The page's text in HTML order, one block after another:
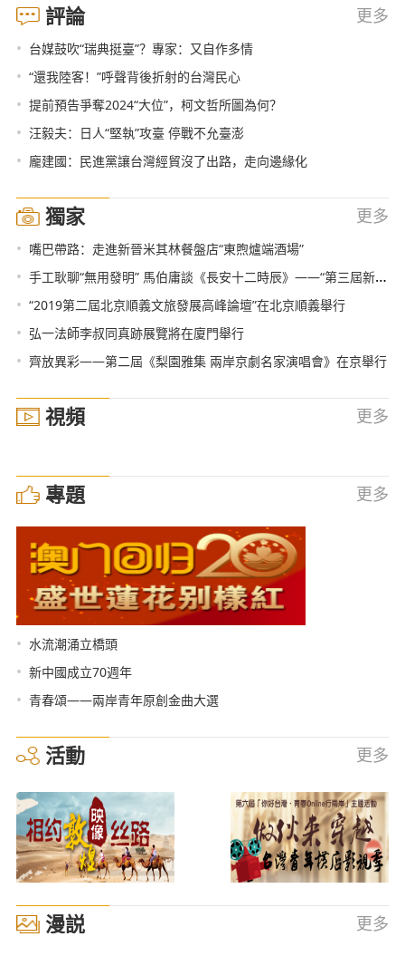
評論 更多
• 台媒鼓吹“瑞典挺臺”？專家：又自作多情
• “還我陸客！”呼聲背後折射的台灣民心
• 提前預告爭奪2024“大位”，柯文哲所圖為何？
• 汪毅夫：日人“堅執”攻臺 停戰不允臺澎
• 龐建國：民進黨讓台灣經貿沒了出路，走向邊緣化
獨家 更多
• 嘴巴帶路：走進新晉米其林餐盤店“東煦爐端酒場”
• 手工耿聊“無用發明” 馬伯庸談《長安十二時辰》——“第三屆新內容探索者大會”在北京舉辦
• “2019第二屆北京順義文旅發展高峰論壇”在北京順義舉行
• 弘一法師李叔同真跡展覽將在廈門舉行
• 齊放異彩——第二屆《梨園雅集 兩岸京劇名家演唱會》在京舉行
視頻 更多
專題 更多
• 水流潮涌立橋頭
• 新中國成立70週年
• 青春頌——兩岸青年原創金曲大選
活動 更多
漫説 更多